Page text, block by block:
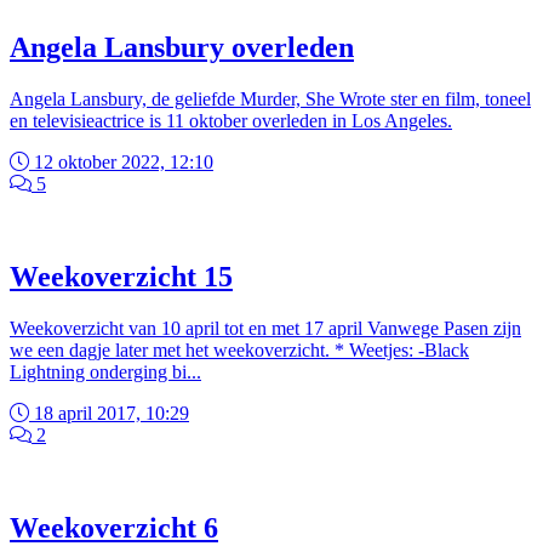
Angela Lansbury overleden
Angela Lansbury, de geliefde Murder, She Wrote ster en film, toneel
en televisieactrice is 11 oktober overleden in Los Angeles.
12 oktober 2022, 12:10
5
Weekoverzicht 15
Weekoverzicht van 10 april tot en met 17 april Vanwege Pasen zijn
we een dagje later met het weekoverzicht. * Weetjes: -Black
Lightning onderging bi...
18 april 2017, 10:29
2
Weekoverzicht 6